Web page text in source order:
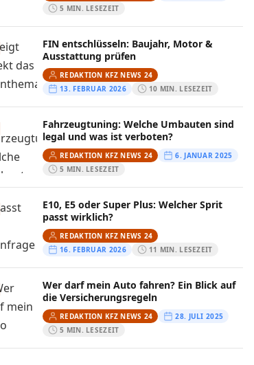
5 MIN. LESEZEIT
FIN entschlüsseln: Baujahr, Motor &
Ausstattung prüfen
REDAKTION KFZ NEWS 24
13. FEBRUAR 2026
10 MIN. LESEZEIT
Fahrzeugtuning: Welche Umbauten sind
legal und was ist verboten?
REDAKTION KFZ NEWS 24
6. JANUAR 2025
5 MIN. LESEZEIT
E10, E5 oder Super Plus: Welcher Sprit
passt wirklich?
REDAKTION KFZ NEWS 24
16. FEBRUAR 2026
11 MIN. LESEZEIT
Wer darf mein Auto fahren? Ein Blick auf
die Versicherungsregeln
REDAKTION KFZ NEWS 24
28. JULI 2025
5 MIN. LESEZEIT